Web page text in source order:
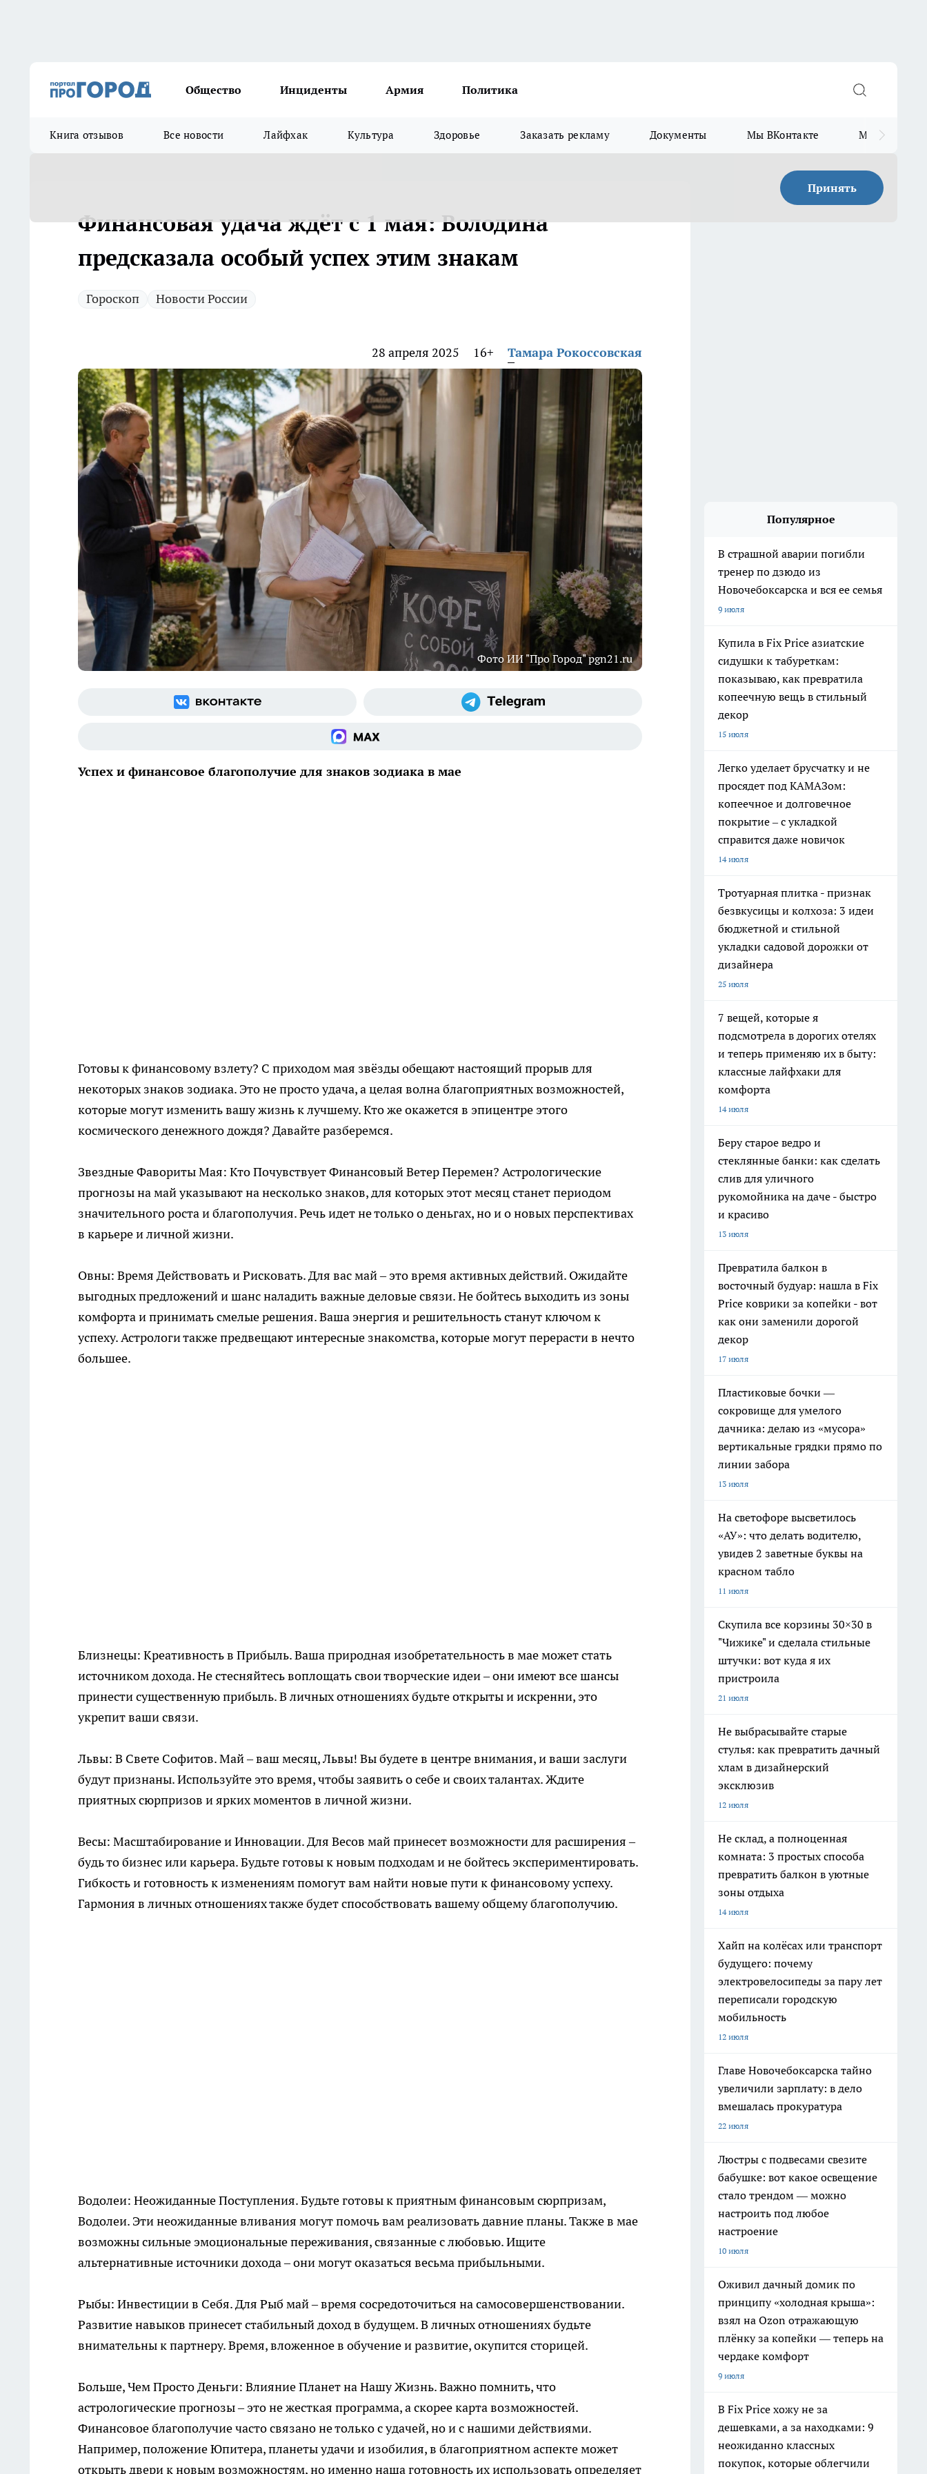
Общество Инциденты Армия Политика
Книга отзывов Все новости Лайфхак Культура Здоровье Заказать рекламу Документы Мы ВКонтакте Мы в
Принять
Финансовая удача ждёт с 1 мая: Володина
предсказала особый успех этим знакам
Гороскоп Новости России
28 апреля 2025 16+ Тамара Рокоссовская
Фото ИИ "Про Город" pgn21.ru
Успех и финансовое благополучие для знаков зодиака в мае
Готовы к финансовому взлету? С приходом мая звёзды обещают настоящий прорыв для
некоторых знаков зодиака. Это не просто удача, а целая волна благоприятных возможностей,
которые могут изменить вашу жизнь к лучшему. Кто же окажется в эпицентре этого
космического денежного дождя? Давайте разберемся.
Звездные Фавориты Мая: Кто Почувствует Финансовый Ветер Перемен? Астрологические
прогнозы на май указывают на несколько знаков, для которых этот месяц станет периодом
значительного роста и благополучия. Речь идет не только о деньгах, но и о новых перспективах
в карьере и личной жизни.
Овны: Время Действовать и Рисковать. Для вас май – это время активных действий. Ожидайте
выгодных предложений и шанс наладить важные деловые связи. Не бойтесь выходить из зоны
комфорта и принимать смелые решения. Ваша энергия и решительность станут ключом к
успеху. Астрологи также предвещают интересные знакомства, которые могут перерасти в нечто
большее.
Близнецы: Креативность в Прибыль. Ваша природная изобретательность в мае может стать
источником дохода. Не стесняйтесь воплощать свои творческие идеи – они имеют все шансы
принести существенную прибыль. В личных отношениях будьте открыты и искренни, это
укрепит ваши связи.
Львы: В Свете Софитов. Май – ваш месяц, Львы! Вы будете в центре внимания, и ваши заслуги
будут признаны. Используйте это время, чтобы заявить о себе и своих талантах. Ждите
приятных сюрпризов и ярких моментов в личной жизни.
Весы: Масштабирование и Инновации. Для Весов май принесет возможности для расширения –
будь то бизнес или карьера. Будьте готовы к новым подходам и не бойтесь экспериментировать.
Гибкость и готовность к изменениям помогут вам найти новые пути к финансовому успеху.
Гармония в личных отношениях также будет способствовать вашему общему благополучию.
Водолеи: Неожиданные Поступления. Будьте готовы к приятным финансовым сюрпризам,
Водолеи. Эти неожиданные вливания могут помочь вам реализовать давние планы. Также в мае
возможны сильные эмоциональные переживания, связанные с любовью. Ищите
альтернативные источники дохода – они могут оказаться весьма прибыльными.
Рыбы: Инвестиции в Себя. Для Рыб май – время сосредоточиться на самосовершенствовании.
Развитие навыков принесет стабильный доход в будущем. В личных отношениях будьте
внимательны к партнеру. Время, вложенное в обучение и развитие, окупится сторицей.
Больше, Чем Просто Деньги: Влияние Планет на Нашу Жизнь. Важно помнить, что
астрологические прогнозы – это не жесткая программа, а скорее карта возможностей.
Финансовое благополучие часто связано не только с удачей, но и с нашими действиями.
Например, положение Юпитера, планеты удачи и изобилия, в благоприятном аспекте может
открыть двери к новым возможностям, но именно наша готовность их использовать определяет
Популярное
В страшной аварии погибли
тренер по дзюдо из
Новочебоксарска и вся ее семья
9 июля
Купила в Fix Price азиатские
сидушки к табуреткам:
показываю, как превратила
копеечную вещь в стильный
декор
15 июля
Легко уделает брусчатку и не
просядет под КАМАЗом:
копеечное и долговечное
покрытие – с укладкой
справится даже новичок
14 июля
Тротуарная плитка - признак
безвкусицы и колхоза: 3 идеи
бюджетной и стильной
укладки садовой дорожки от
дизайнера
25 июля
7 вещей, которые я
подсмотрела в дорогих отелях
и теперь применяю их в быту:
классные лайфхаки для
комфорта
14 июля
Беру старое ведро и
стеклянные банки: как сделать
слив для уличного
рукомойника на даче - быстро
и красиво
13 июля
Превратила балкон в
восточный будуар: нашла в Fix
Price коврики за копейки - вот
как они заменили дорогой
декор
17 июля
Пластиковые бочки —
сокровище для умелого
дачника: делаю из «мусора»
вертикальные грядки прямо по
линии забора
13 июля
На светофоре высветилось
«АУ»: что делать водителю,
увидев 2 заветные буквы на
красном табло
11 июля
Скупила все корзины 30×30 в
"Чижике" и сделала стильные
штучки: вот куда я их
пристроила
21 июля
Не выбрасывайте старые
стулья: как превратить дачный
хлам в дизайнерский
эксклюзив
12 июля
Не склад, а полноценная
комната: 3 простых способа
превратить балкон в уютные
зоны отдыха
14 июля
Хайп на колёсах или транспорт
будущего: почему
электровелосипеды за пару лет
переписали городскую
мобильность
12 июля
Главе Новочебоксарска тайно
увеличили зарплату: в дело
вмешалась прокуратура
22 июля
Люстры с подвесами свезите
бабушке: вот какое освещение
стало трендом — можно
настроить под любое
настроение
10 июля
Оживил дачный домик по
принципу «холодная крыша»:
взял на Ozon отражающую
плёнку за копейки — теперь на
чердаке комфорт
9 июля
В Fix Price хожу не за
дешевками, а за находками: 9
неожиданно классных
покупок, которые облегчили